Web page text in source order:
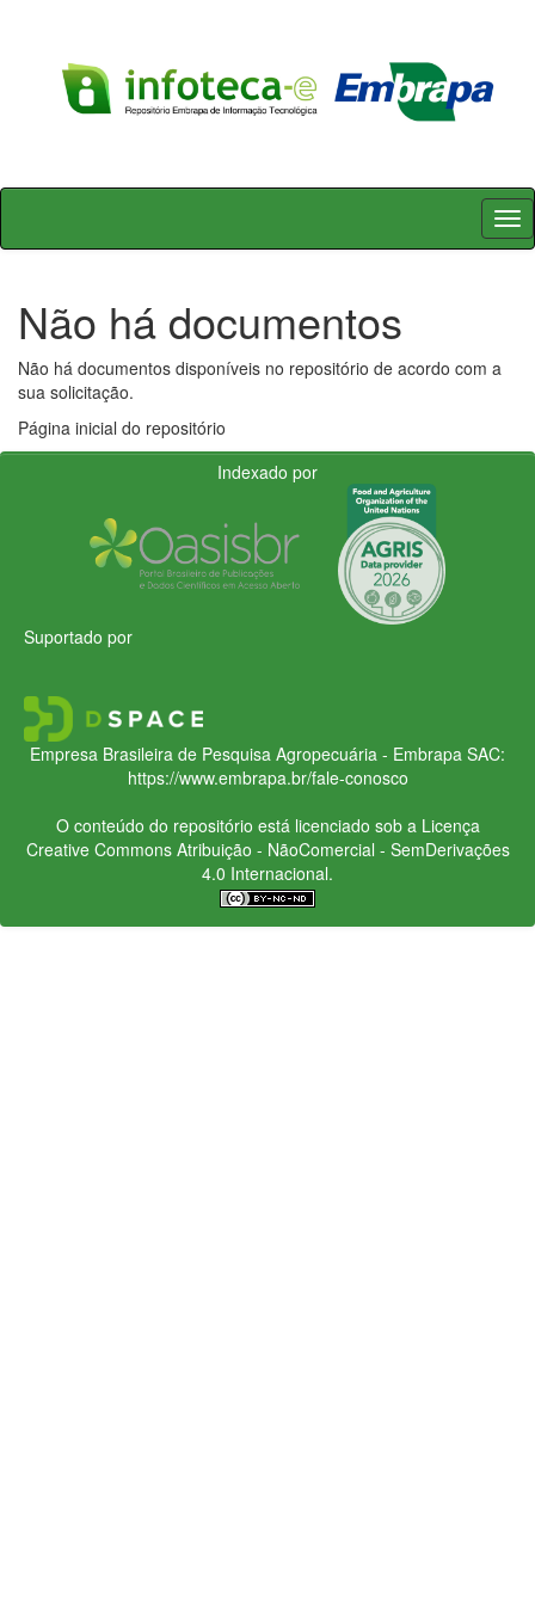
Skip
Não há documentos
Não há documentos disponíveis no repositório de acordo com a
sua solicitação.
Página inicial do repositório
Indexado por
Suportado por
Empresa Brasileira de Pesquisa Agropecuária - Embrapa SAC:
https://www.embrapa.br/fale-conosco
O conteúdo do repositório está licenciado sob a Licença
Creative CommonsAtribuição - NãoComercial - SemDerivações
4.0 Internacional.